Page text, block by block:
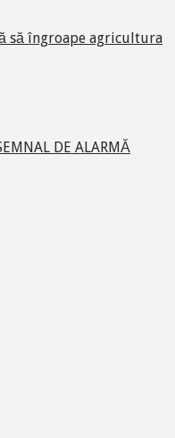
să îngroape agricultura
DE ALARMĂ